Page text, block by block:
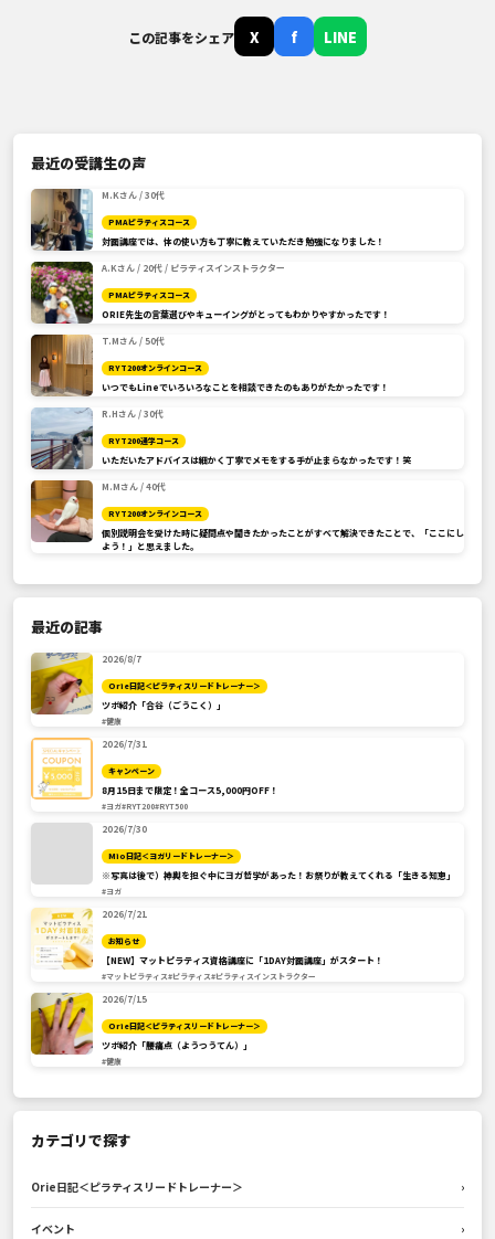
この記事をシェア X f LINE
最近の受講生の声
M.Kさん / 30代
PMAピラティスコース
対面講座では、体の使い方も丁寧に教えていただき勉強になりました！
A.Kさん / 20代 / ピラティスインストラクター
PMAピラティスコース
ORIE先生の言葉選びやキューイングがとってもわかりやすかったです！
T.Mさん / 50代
RYT200オンラインコース
いつでもLineでいろいろなことを相談できたのもありがたかったです！
R.Hさん / 30代
RYT200通学コース
いただいたアドバイスは細かく丁寧でメモをする手が止まらなかったです！笑
M.Mさん / 40代
RYT200オンラインコース
個別説明会を受けた時に疑問点や聞きたかったことがすべて解決できたことで、「ここにし
よう！」と思えました。
最近の記事
2026/8/7
Orie日記＜ピラティスリードトレーナー＞
ツボ紹介「合谷（ごうこく）」
#健康
2026/7/31
キャンペーン
8月15日まで限定！全コース5,000円OFF！
#ヨガ#RYT200#RYT500
2026/7/30
Mio日記＜ヨガリードトレーナー＞
※写真は後で）神輿を担ぐ中にヨガ哲学があった！お祭りが教えてくれる「生きる知恵」
#ヨガ
2026/7/21
お知らせ
【NEW】マットピラティス資格講座に「1DAY対面講座」がスタート！
#マットピラティス#ピラティス#ピラティスインストラクター
2026/7/15
Orie日記＜ピラティスリードトレーナー＞
ツボ紹介「腰痛点（ようつうてん）」
#健康
カテゴリで探す
Orie日記＜ピラティスリードトレーナー＞ ›
イベント ›